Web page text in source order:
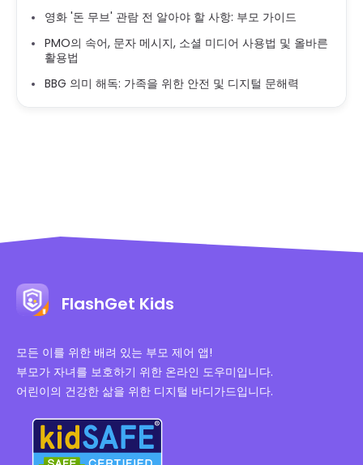
영화 '돈 무브' 관람 전 알아야 할 사항: 부모 가이드
PMO의 속어, 문자 메시지, 소셜 미디어 사용법 및 올바른
활용법
BBG 의미 해독: 가족을 위한 안전 및 디지털 문해력
FlashGet Kids
모든 이를 위한 배려 있는 부모 제어 앱!
부모가 자녀를 보호하기 위한 온라인 도우미입니다.
어린이의 건강한 삶을 위한 디지털 바디가드입니다.